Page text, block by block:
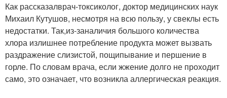
Как рассказалврач-токсиколог, доктор медицинских наук
Михаил Кутушов, несмотря на всю пользу, у свеклы есть
недостатки. Так,из-заналичия большого количества
хлора излишнее потребление продукта может вызвать
раздражение слизистой, пощипывание и першение в
горле. По словам врача, если жжение долго не проходит
само, это означает, что возникла аллергическая реакция.